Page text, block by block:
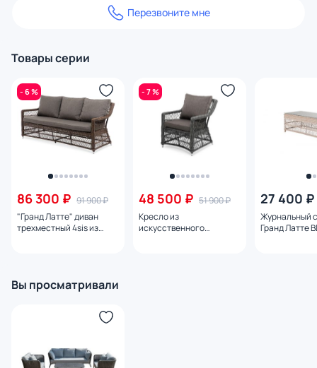
Перезвоните мне
Товары серии
- 6 %
86 300 ₽ 91 900 ₽
"Гранд Латте" диван
трехместный 4sis из
- 7 %
48 500 ₽ 51 900 ₽
Кресло из
искусственного
27 400 ₽
Журнальный
Гранд Латте
Вы просматривали